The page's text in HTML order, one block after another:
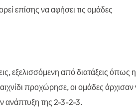
επίσης να αφήσει τις ομάδες
εξελισσόμενη από διατάξεις όπως
προχώρησε, οι ομάδες άρχισαν
ανάπτυξη της 2-3-2-3.